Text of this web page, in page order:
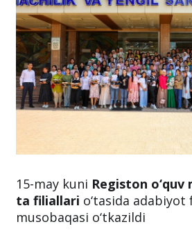
15-may kuni Registon o‘quv
ta filiallari o‘tasida
musobaqasi o‘tkazildi